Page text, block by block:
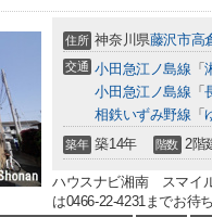
住所 神奈川県藤沢市高
交通 小田急江ノ島線 「
小田急江ノ島線 「
相鉄いずみ野線 「
築年 築14年 階数 2階
ハウスナビ湘南 スマイ
は0466-22-4231までお待